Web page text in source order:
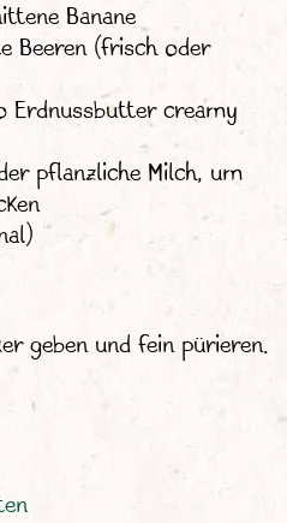
Banane
Beeren (frisch oder
Erdnussbutter creamy
pflanzliche Milch, um
geben und fein pürieren.